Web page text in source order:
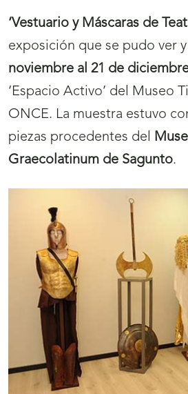
‘Vestuario y Máscaras de
exposición que se pudo ver
noviembre al 21 de
‘Espacio Activo’ del Museo
ONCE. La muestra estuvo
piezas procedentes del
Graecolatinum de Sagunto.